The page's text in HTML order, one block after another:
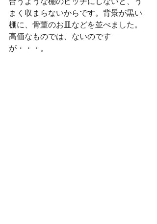
まく収まらないからです。背景が黒い
棚に、骨董のお皿などを並べました。
高価なものでは、ないのです
が・・・。